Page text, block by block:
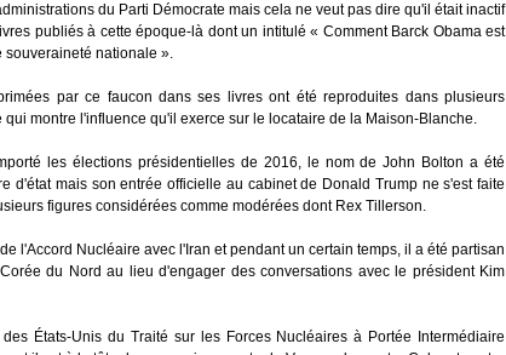
du Parti Démocrate mais cela ne veut pas dire qu'il était inactif
publiés à cette époque-là dont un intitulé « Comment Barck Obama est
souveraineté nationale ».
par ce faucon dans ses livres ont été reproduites dans plusieurs
montre l'influence qu'il exerce sur le locataire de la Maison-Blanche.
les élections présidentielles de 2016, le nom de John Bolton a été
d'état mais son entrée officielle au cabinet de Donald Trump ne s'est faite
figures considérées comme modérées dont Rex Tillerson.
l'Accord Nucléaire avec l'Iran et pendant un certain temps, il a été partisan
du Nord au lieu d'engager des conversations avec le président Kim
États-Unis du Traité sur les Forces Nucléaires à Portée Intermédiaire